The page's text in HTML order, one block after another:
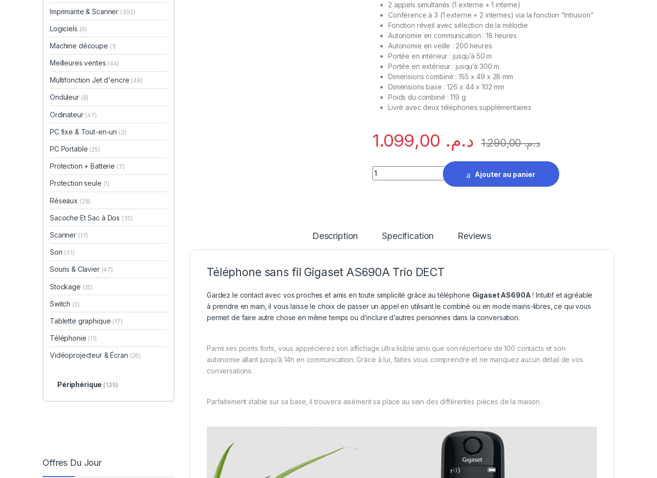
2 appels simultanés (1 externe + 1 interne)
Conférence à 3 (1 externe + 2 internes) via la fonction “Intrusion”
Fonction réveil avec sélection de la mélodie
Autonomie en communication : 18 heures
Autonomie en veille : 200 heures
Portée en intérieur : jusqu’à 50 m
Portée en extérieur : jusqu’à 300 m
Dimensions combiné : 155 x 49 x 28 mm
Dimensions base : 126 x 44 x 102 mm
Poids du combiné : 119 g
Livré avec deux téléphones supplémentaires
د.م. د.م.1.290,00
Téléphone sans fil Gigaset AS690A Trio DECT quantity
Ajouter au panier
Description Specification Reviews
Téléphone sans fil Gigaset AS690A Trio DECT
Gardez le contact avec vos proches et amis en toute simplicité grâce au téléphone Gigaset AS690A ! Intuitif et agréable
à prendre en main, il vous laisse le choix de passer un appel en utilisant le combiné ou en mode mains-libres, ce qui vous
permet de faire autre chose en même temps ou d’inclure d’autres personnes dans la conversation.
Parmi ses points forts, vous apprécierez son affichage ultra lisible ainsi que son répertoire de 100 contacts et son
autonomie allant jusqu’à 14h en communication. Grâce à lui, faites vous comprendre et ne manquez aucun détail de vos
conversations.
Parfaitement stable sur sa base, il trouvera aisément sa place au sein des différentes pièces de la maison.
Imprimante & Scanner (392)
Logiciels (9)
Machine découpe (1)
Meilleures ventes (44)
Multifonction Jet d'encre (48)
Onduleur (8)
Ordinateur (47)
PC fixe & Tout-en-un (3)
PC Portable (25)
Protection + Batterie (7)
Protection seule (1)
Réseaux (28)
Sacoche Et Sac à Dos (35)
Scanner (17)
Son (31)
Souris & Clavier (47)
Stockage (25)
Switch (2)
Tablette graphique (17)
Téléphonie (11)
Vidéoprojecteur & Écran (26)
Périphérique (125)
Offres Du Jour